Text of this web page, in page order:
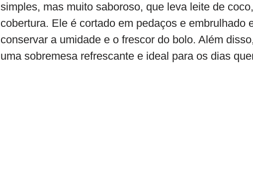
simples, mas muito saboroso, que leva leite de
cobertura. Ele é cortado em pedaços e embrulhado
conservar a umidade e o frescor do bolo. Além
uma sobremesa refrescante e ideal para os dias